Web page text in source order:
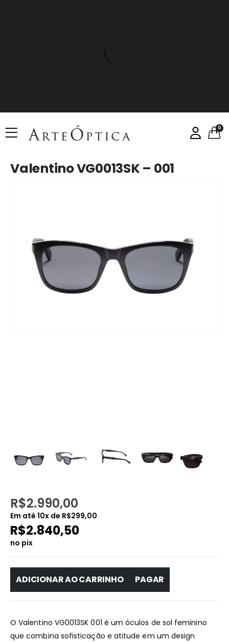
0
Valentino VG0013SK – 001
R$2.990,00
Em até 10x de R$299,00
R$2.840,50
no pix
ADICIONAR AO CARRINHO PAGAR
O Valentino VG0013SK 001 é um óculos de sol feminino
que combina sofisticação e atitude em um design